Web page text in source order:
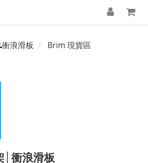
浪滑板 Brim 現貨區
│衝浪滑板